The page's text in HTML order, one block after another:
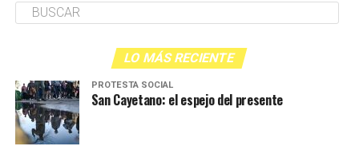
LO MÁS RECIENTE
PROTESTA SOCIAL
San Cayetano: el espejo del presente